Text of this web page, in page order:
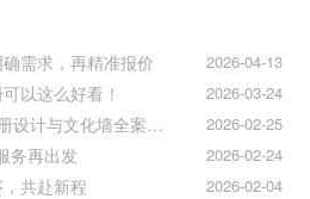
2026-04-13
需求，再精准报价
2026-03-24
以这么好看！
2026-02-25
杭州铭阳广告 —— 专注画册设计与文化墙全案落地
2026-02-24
务再出发
2026-02-04
共赴新程